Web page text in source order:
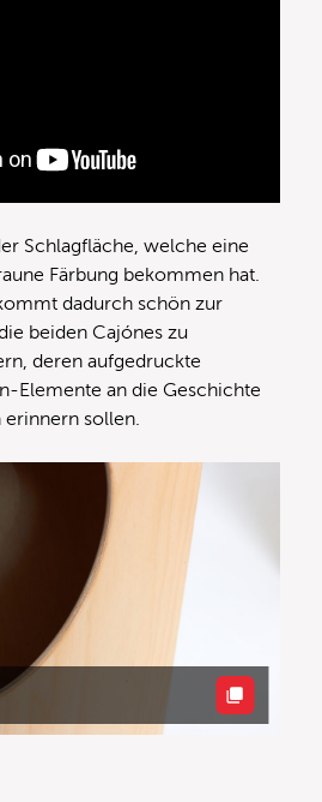
Schlagfläche, welche eine
Färbung bekommen hat.
dadurch schön zur
beiden Cajónes zu
deren aufgedruckte
Elemente an die Geschichte
sollen.